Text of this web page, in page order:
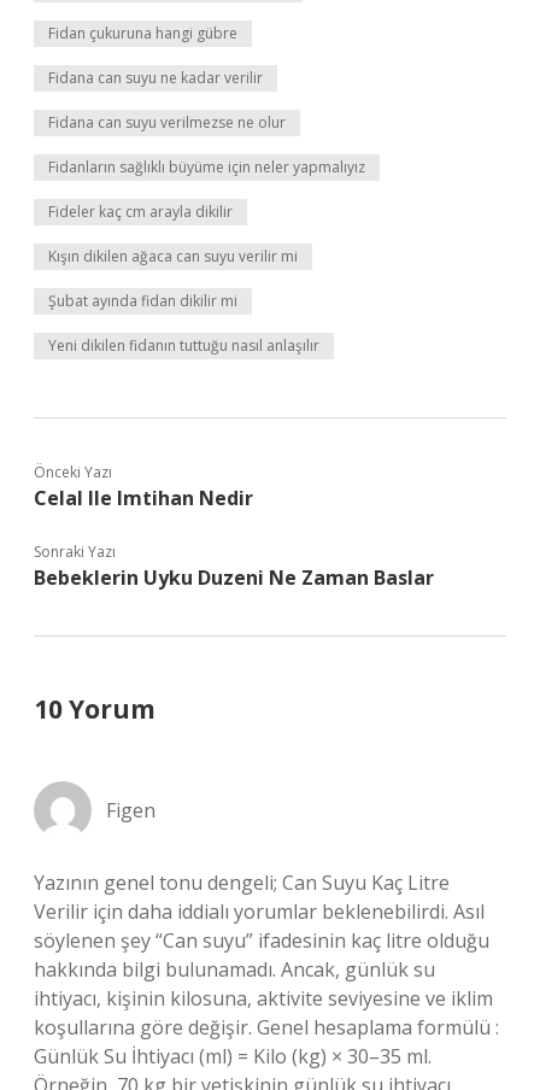
Fidan çukuruna hangi gübre
Fidana can suyu ne kadar verilir
Fidana can suyu verilmezse ne olur
Fidanların sağlıklı büyüme için neler yapmalıyız
Fideler kaç cm arayla dikilir
Kışın dikilen ağaca can suyu verilir mi
Şubat ayında fidan dikilir mi
Yeni dikilen fidanın tuttuğu nasıl anlaşılır
Önceki Yazı
Celal Ile Imtihan Nedir
Sonraki Yazı
Bebeklerin Uyku Duzeni Ne Zaman Baslar
10 Yorum
Figen
Yazının genel tonu dengeli; Can Suyu Kaç Litre
Verilir için daha iddialı yorumlar beklenebilirdi. Asıl
söylenen şey “Can suyu” ifadesinin kaç litre olduğu
hakkında bilgi bulunamadı. Ancak, günlük su
ihtiyacı, kişinin kilosuna, aktivite seviyesine ve iklim
koşullarına göre değişir. Genel hesaplama formülü :
Günlük Su İhtiyacı (ml) = Kilo (kg) × 30–35 ml.